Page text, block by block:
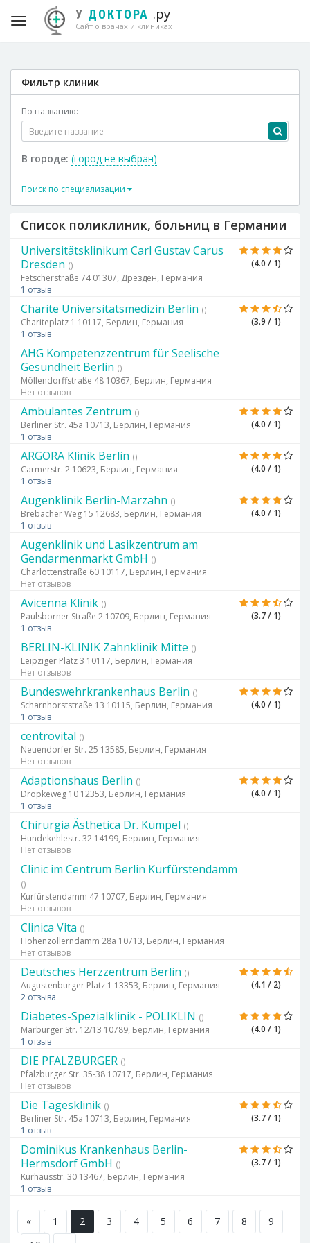
У ДОКТОРА .ру
Сайт о врачах и клиниках
Фильтр клиник
По названию:
В городе: (город не выбран)
Поиск по специализации
Список поликлиник, больниц в Германии
(4.0 / 1)
Universitätsklinikum Carl Gustav Carus
Dresden ()
Fetscherstraße 74 01307, Дрезден, Германия
1 отзыв
(3.9 / 1)
Charite Universitätsmedizin Berlin ()
Chariteplatz 1 10117, Берлин, Германия
1 отзыв
AHG Kompetenzzentrum für Seelische
Gesundheit Berlin ()
Möllendorffstraße 48 10367, Берлин, Германия
Нет отзывов
(4.0 / 1)
Ambulantes Zentrum ()
Berliner Str. 45a 10713, Берлин, Германия
1 отзыв
(4.0 / 1)
ARGORA Klinik Berlin ()
Carmerstr. 2 10623, Берлин, Германия
1 отзыв
(4.0 / 1)
Augenklinik Berlin-Marzahn ()
Brebacher Weg 15 12683, Берлин, Германия
1 отзыв
Augenklinik und Lasikzentrum am
Gendarmenmarkt GmbH ()
Charlottenstraße 60 10117, Берлин, Германия
Нет отзывов
(3.7 / 1)
Avicenna Klinik ()
Paulsborner Straße 2 10709, Берлин, Германия
1 отзыв
BERLIN-KLINIK Zahnklinik Mitte ()
Leipziger Platz 3 10117, Берлин, Германия
Нет отзывов
(4.0 / 1)
Bundeswehrkrankenhaus Berlin ()
Scharnhorststraße 13 10115, Берлин, Германия
1 отзыв
centrovital ()
Neuendorfer Str. 25 13585, Берлин, Германия
Нет отзывов
(4.0 / 1)
Adaptionshaus Berlin ()
Dröpkeweg 10 12353, Берлин, Германия
1 отзыв
Chirurgia Ästhetica Dr. Kümpel ()
Hundekehlestr. 32 14199, Берлин, Германия
Нет отзывов
Clinic im Centrum Berlin Kurfürstendamm
()
Kurfürstendamm 47 10707, Берлин, Германия
Нет отзывов
Clinica Vita ()
Hohenzollerndamm 28a 10713, Берлин, Германия
Нет отзывов
(4.1 / 2)
Deutsches Herzzentrum Berlin ()
Augustenburger Platz 1 13353, Берлин, Германия
2 отзыва
(4.0 / 1)
Diabetes-Spezialklinik - POLIKLIN ()
Marburger Str. 12/13 10789, Берлин, Германия
1 отзыв
DIE PFALZBURGER ()
Pfalzburger Str. 35-38 10717, Берлин, Германия
Нет отзывов
(3.7 / 1)
Die Tagesklinik ()
Berliner Str. 45a 10713, Берлин, Германия
1 отзыв
(3.7 / 1)
Dominikus Krankenhaus Berlin-
Hermsdorf GmbH ()
Kurhausstr. 30 13467, Берлин, Германия
1 отзыв
« 1 2 3 4 5 6 7 8
9